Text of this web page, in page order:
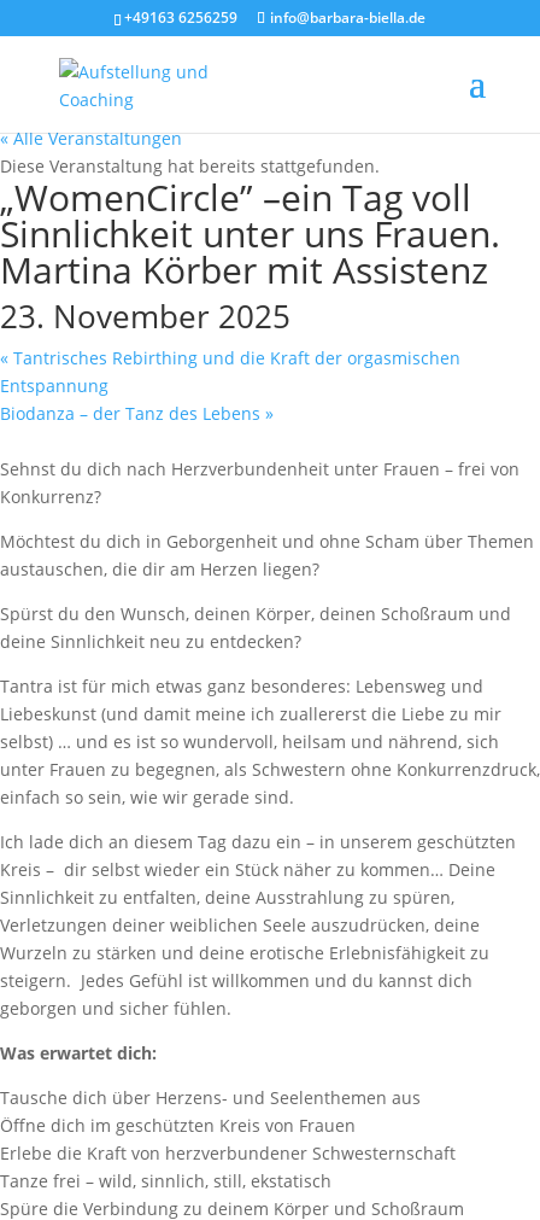
+49163 6256259 info@barbara-biella.de
« Alle Veranstaltungen
Diese Veranstaltung hat bereits stattgefunden.
„WomenCircle” –ein Tag voll
Sinnlichkeit unter uns Frauen.
Martina Körber mit Assistenz
23. November 2025
« Tantrisches Rebirthing und die Kraft der orgasmischen
Entspannung
Biodanza – der Tanz des Lebens »
Sehnst du dich nach Herzverbundenheit unter Frauen – frei von
Konkurrenz?
Möchtest du dich in Geborgenheit und ohne Scham über Themen
austauschen, die dir am Herzen liegen?
Spürst du den Wunsch, deinen Körper, deinen Schoßraum und
deine Sinnlichkeit neu zu entdecken?
Tantra ist für mich etwas ganz besonderes: Lebensweg und
Liebeskunst (und damit meine ich zuallererst die Liebe zu mir
selbst) … und es ist so wundervoll, heilsam und nährend, sich
unter Frauen zu begegnen, als Schwestern ohne Konkurrenzdruck,
einfach so sein, wie wir gerade sind.
Ich lade dich an diesem Tag dazu ein – in unserem geschützten
Kreis – dir selbst wieder ein Stück näher zu kommen… Deine
Sinnlichkeit zu entfalten, deine Ausstrahlung zu spüren,
Verletzungen deiner weiblichen Seele auszudrücken, deine
Wurzeln zu stärken und deine erotische Erlebnisfähigkeit zu
steigern. Jedes Gefühl ist willkommen und du kannst dich
geborgen und sicher fühlen.
Was erwartet dich:
Tausche dich über Herzens- und Seelenthemen aus
Öffne dich im geschützten Kreis von Frauen
Erlebe die Kraft von herzverbundener Schwesternschaft
Tanze frei – wild, sinnlich, still, ekstatisch
Spüre die Verbindung zu deinem Körper und Schoßraum